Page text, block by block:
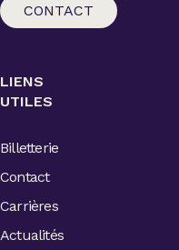
CONTACT
LIENS
UTILES
Billetterie
Contact
Carrières
Actualités